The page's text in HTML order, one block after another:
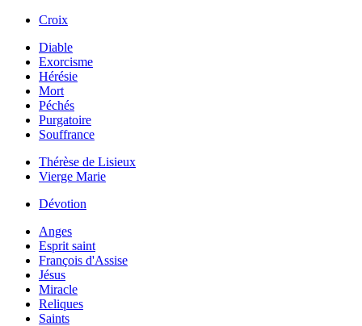
Croix
Diable
Exorcisme
Hérésie
Mort
Péchés
Purgatoire
Souffrance
Thérèse de Lisieux
Vierge Marie
Dévotion
Anges
Esprit saint
François d'Assise
Jésus
Miracle
Reliques
Saints